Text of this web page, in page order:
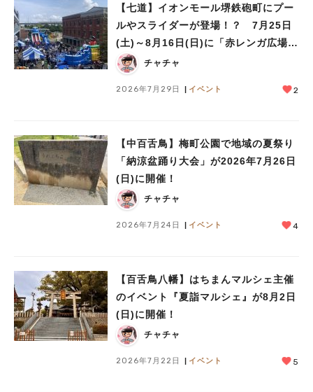
【七道】イオンモール堺鉄砲町にプー
ルやスライダーが登場！？ 7月25日
(土)～8月16日(日)に「赤レンガ広場
Kid’s Water PARK 2026」が開催
チャチャ
2026年7月29日 イベント 2
【中百舌鳥】梅町公園で地域の夏祭り
「納涼盆踊り大会」が2026年7月26日
(日)に開催！
チャチャ
2026年7月24日 イベント 4
【百舌鳥八幡】はちまんマルシェ主催
のイベント『夏詣マルシェ』が8月2日
(日)に開催！
チャチャ
2026年7月22日 イベント 5